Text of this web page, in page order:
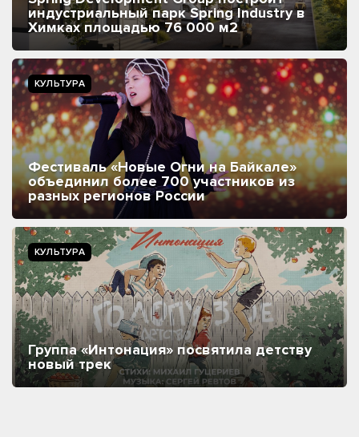
индустриальный парк Spring Industry в
Химках площадью 76 000 м2
КУЛЬТУРА
Фестиваль «Новые Огни на Байкале»
объединил более 700 участников из
разных регионов России
КУЛЬТУРА
Группа «Интонация» посвятила детству
новый трек